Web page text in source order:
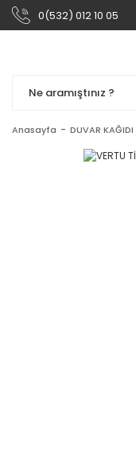
0(532) 012 10 05
Anasayfa DUVAR KAĞIDI